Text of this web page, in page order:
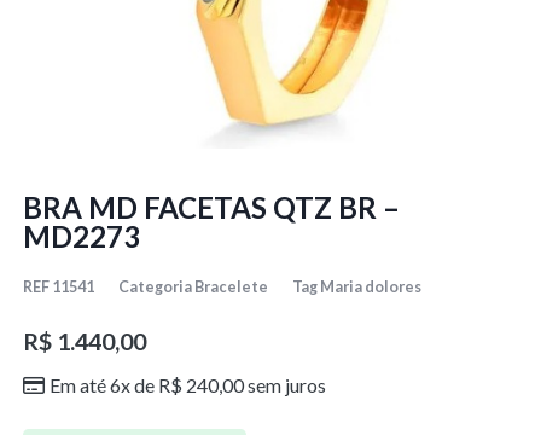
BRA MD FACETAS QTZ BR –
MD2273
REF 11541 Categoria Bracelete Tag Maria dolores
R$1.440,00
Em até 6x de R$ 240,00sem juros